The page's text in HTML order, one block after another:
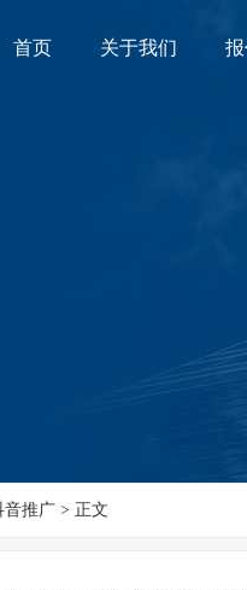
首页 关于我们
音推广 > 正文